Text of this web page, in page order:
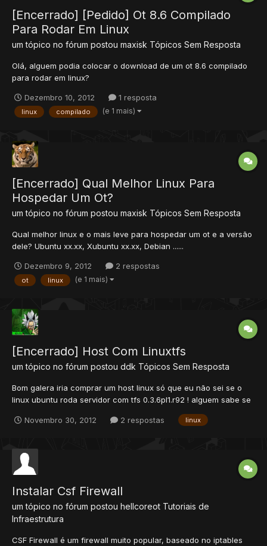
[Encerrado] [Pedido] Ot 8.6 Compilado
Para Rodar Em Linux
um tópico no fórum postou maxisk Tópicos Sem Resposta
Olá, alguem podia colocar o download de um ot 8.6 compilado
para rodar em linux?
Dezembro 10, 2012 1 resposta
linux compilado (e 1 mais)
[Encerrado] Qual Melhor Linux Para
Hospedar Um Ot?
um tópico no fórum postou maxisk Tópicos Sem Resposta
Qual melhor linux e o mais leve para hospedar um ot e a versão
dele? Ubuntu xx.xx, Xubuntu xx.xx, Debian ......
Dezembro 9, 2012 2 respostas
ot linux (e 1 mais)
[Encerrado] Host Com Linuxtfs
um tópico no fórum postou ddk Tópicos Sem Resposta
Bom galera iria comprar um host linux só que eu não sei se o
linux ubuntu roda servidor com tfs 0.3.6pl1.r92 ! alguem sabe se
Novembro 30, 2012
2 respostas linux
Instalar Csf Firewall
um tópico no fórum postou hellcoreot Tutoriais de
Infraestrutura
CSF Firewall é um firewall muito popular, baseado no iptables